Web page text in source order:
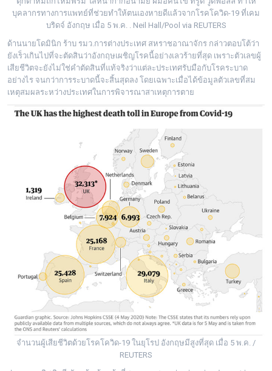
บุคลากรทางการแพทย์ที่ช่วยทำให้ตนเองหายดีแล้วจากโรคโควิด-19 ที่เคม
บริดจ์ อังกฤษ เมื่อ 5 พ.ค. . Neil Hall/Pool via REUTERS
ด้านนายโดมินิก ร้าบ รมว.การต่างประเทศ สหราชอาณาจักร กล่าวตอบโต้ว่า
ยังเร็วเกินไปที่จะตัดสินว่าอังกฤษเผชิญโรคนี้อย่างเลวร้ายที่สุด เพราะตัวเลขผู้
เสียชีวิตจะยังไม่ใช่คำตัดสินที่แท้จริงว่าแต่ละประเทศรับมือกับโรคระบาด
อย่างไร จนกว่าการระบาดนี้จะสิ้นสุดลง โดยเฉพาะเมื่อได้ข้อมูลตัวเลขที่สม
เหตุสมผลระหว่างประเทศในการพิจารณาสาเหตุการตาย
จำนวนผู้เสียชีวิตด้วยโรคโควิด-19 ในยุโรป อังกฤษมีสูงที่สุด เมื่อ 5 พ.ค. /
REUTERS